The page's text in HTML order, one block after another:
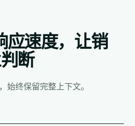
应速度，让销
断
始终保留完整上下文。